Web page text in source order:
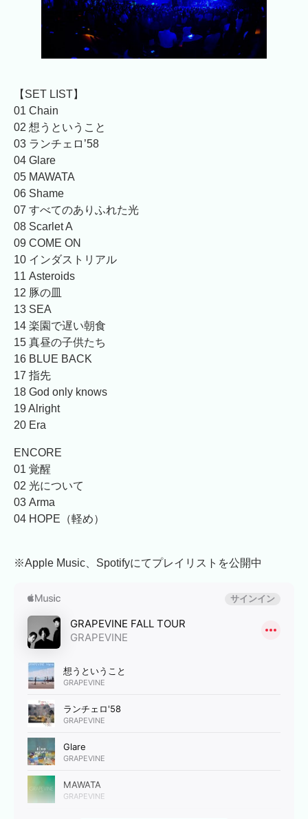
【SET LIST】
01 Chain
02 想うということ
03 ランチェロ’58
04 Glare
05 MAWATA
06 Shame
07 すべてのありふれた光
08 Scarlet A
09 COME ON
10 インダストリアル
11 Asteroids
12 豚の皿
13 SEA
14 楽園で遅い朝食
15 真昼の子供たち
16 BLUE BACK
17 指先
18 God only knows
19 Alright
20 Era
ENCORE
01 覚醒
02 光について
03 Arma
04 HOPE（軽め）
※Apple Music、Spotifyにてプレイリストを公開中